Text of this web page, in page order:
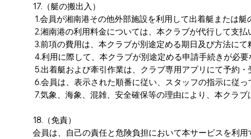
17.（艇の搬出入）
1.会員が湘南港その他外部施設を利用して出着艇または
2.湘南港の利用料金については、本クラブが代行して支
3.前項の費用は、本クラブが別途定める期日及び方法に
4.利用に際して、本クラブが別途定める申請手続きが必
5.出着艇および牽引作業は、クラブ専用アプリにて予約・
6.会員は、表示された順番に従い、スタッフの指示に従っ
7.気象、海象、混雑、安全確保等の理由により、本クラ
18.（免責）
会員は、自己の責任と危険負担において本サービスを利